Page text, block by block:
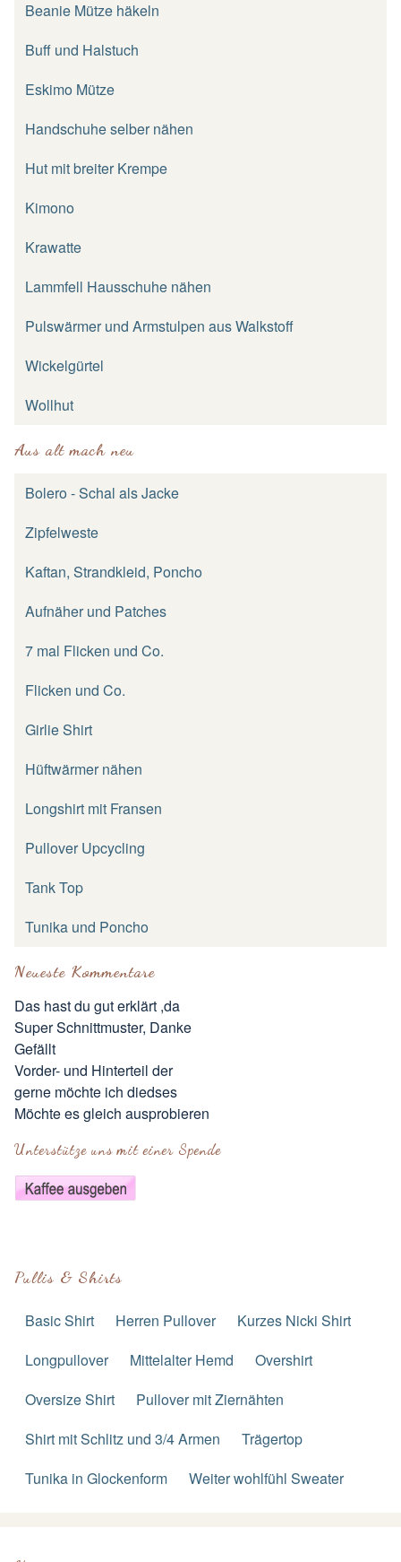
Beanie Mütze häkeln
Buff und Halstuch
Eskimo Mütze
Handschuhe selber nähen
Hut mit breiter Krempe
Kimono
Krawatte
Lammfell Hausschuhe nähen
Pulswärmer und Armstulpen aus Walkstoff
Wickelgürtel
Wollhut
Aus alt mach neu
Bolero - Schal als Jacke
Zipfelweste
Kaftan, Strandkleid, Poncho
Aufnäher und Patches
7 mal Flicken und Co.
Flicken und Co.
Girlie Shirt
Hüftwärmer nähen
Longshirt mit Fransen
Pullover Upcycling
Tank Top
Tunika und Poncho
Neueste Kommentare
Das hast du gut erklärt ,da
Super Schnittmuster, Danke
Gefällt
Vorder- und Hinterteil der
gerne möchte ich diedses
Möchte es gleich ausprobieren
Unterstütze uns mit einer Spende
Pullis & Shirts
Basic Shirt Herren Pullover
Kurzes Nicki Shirt
Longpullover
Mittelalter Hemd
Overshirt
Oversize Shirt
Pullover mit Ziernähten
Shirt mit Schlitz und 3/4 Armen
Trägertop
Tunika in Glockenform
Weiter wohlfühl Sweater